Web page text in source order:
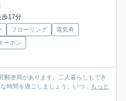
17分
フローリング
電気有
ーホン
郵便局があります。二人暮らしもでき
時間を過ごしましょう。いつ...
もっと